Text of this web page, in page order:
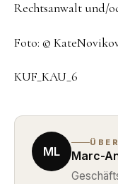
Rechtsanwalt und/
Foto: ©
KUF_KAU_6
ML Marc-